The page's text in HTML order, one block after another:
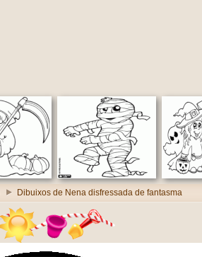
Dibuixos de Nena disfressada de fantasma